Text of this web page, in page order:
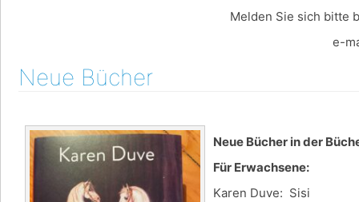
Melden Sie sich bitte
e-mail:
Neue Bücher
Neue Bücher in der
Für Erwachsene:
Karen Duve: Sisi